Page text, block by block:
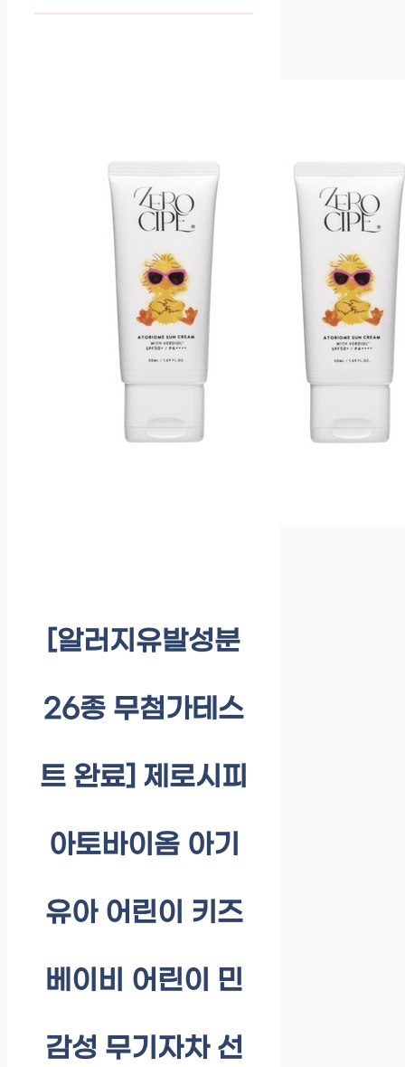
[알러지유발성분
26종 무첨가테스
트 완료] 제로시피
아토바이옴 아기
유아 어린이 키즈
베이비 어린이 민
감성 무기자차 선